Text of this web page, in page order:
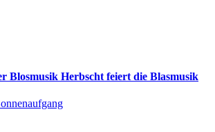
Blosmusik Herbscht feiert die Blasmusik